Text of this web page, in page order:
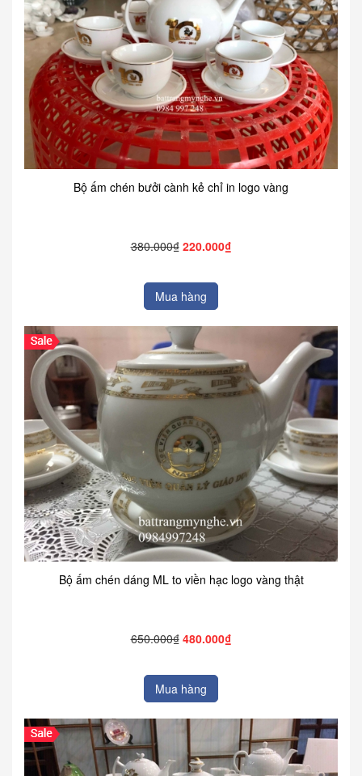
Bộ ấm chén bưởi cành kẻ chỉ in logo vàng
380.000₫ 220.000₫
Mua hàng
Bộ ấm chén dáng ML to viền hạc logo vàng thật
650.000₫ 480.000₫
Mua hàng